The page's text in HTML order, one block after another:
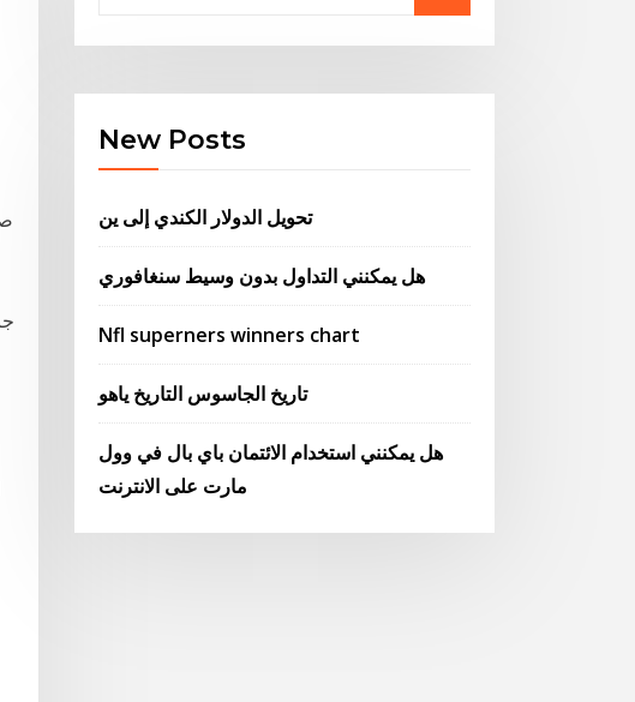
New Posts
تحويل الدولار الكندي إلى ين
هل يمكنني التداول بدون وسيط سنغافوري
Nfl superners winners chart
تاريخ الجاسوس التاريخ ياهو
هل يمكنني استخدام الائتمان باي بال في وول
مارت على الانترنت